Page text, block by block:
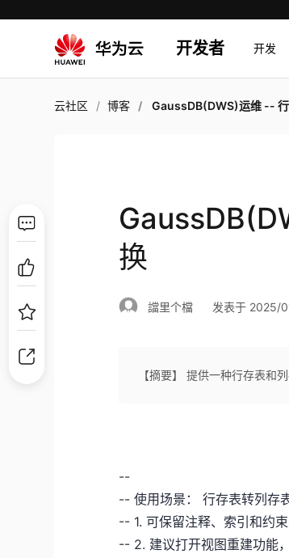
开发者 开发
云社区 博客 GaussDB(DWS)运维 --
换
譡里个檔 发表于 2025/
【摘要】 提供一种行存表和
--
-- 使用场景： 行存表转列存
-- 1. 可保留注释、索引和约
-- 2. 建议打开视图重建功能